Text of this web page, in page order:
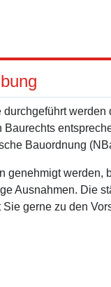
Bauordnung
genehmigt werden,
Ausnahmen. Die
gerne zu den